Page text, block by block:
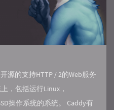
源的支持HTTP / 2的Web服务
，包括运行Linux，
操作系统的系统。 Caddy有